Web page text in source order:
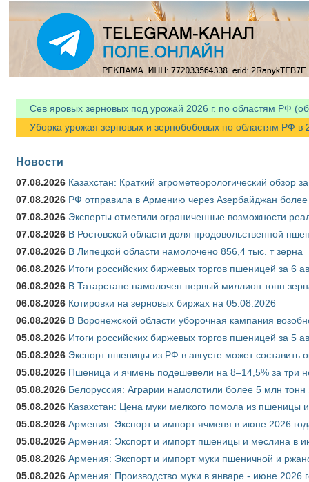
Сев яровых зерновых под урожай 2026 г. по областям РФ
Уборка урожая зерновых и зернобобовых по областям РФ в
Новости
07.08.2026 Казахстан: Краткий агрометеорологический обзор
07.08.2026 РФ отправила в Армению через Азербайджан более
07.08.2026 Эксперты отметили ограниченные возможности
07.08.2026 В Ростовской области доля продовольственной
07.08.2026 В Липецкой области намолочено 856,4 тыс. т зерна
06.08.2026 Итоги российских биржевых торгов пшеницей за 6
06.08.2026 В Татарстане намолочен первый миллион тонн
06.08.2026 Котировки на зерновых биржах на 05.08.2026
06.08.2026 В Воронежской области уборочная кампания
05.08.2026 Итоги российских биржевых торгов пшеницей за 5
05.08.2026 Экспорт пшеницы из РФ в августе может составить
05.08.2026 Пшеница и ячмень подешевели на 8–14,5% за три
05.08.2026 Белоруссия: Аграрии намолотили более 5 млн тонн
05.08.2026 Казахстан: Цена муки мелкого помола из пшеницы
05.08.2026 Армения: Экспорт и импорт ячменя в июне 2026
05.08.2026 Армения: Экспорт и импорт пшеницы и меслина в
05.08.2026 Армения: Экспорт и импорт муки пшеничной и
05.08.2026 Армения: Производство муки в январе - июне 2026